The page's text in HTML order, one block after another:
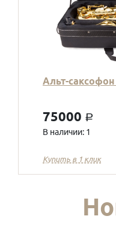
Альт-саксофон
75000 a
В наличии: 1
Купить в 1 клик